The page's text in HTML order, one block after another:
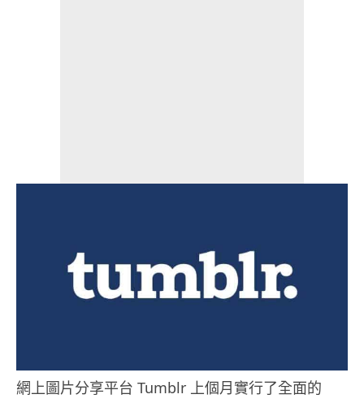
網上圖片分享平台 Tumblr 上個月實行了全面的